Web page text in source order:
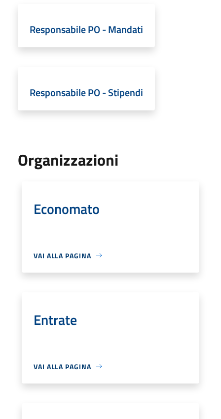
Responsabile PO - Mandati
Responsabile PO - Stipendi
Organizzazioni
Economato
VAI ALLA PAGINA
Entrate
VAI ALLA PAGINA